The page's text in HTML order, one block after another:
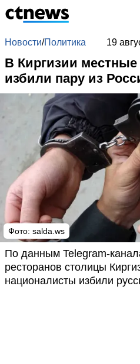
Новости/Политика 19
В Киргизии
избили пару из
Фото: salda.ws
По данным Telegram-
ресторанов столицы
националисты избили